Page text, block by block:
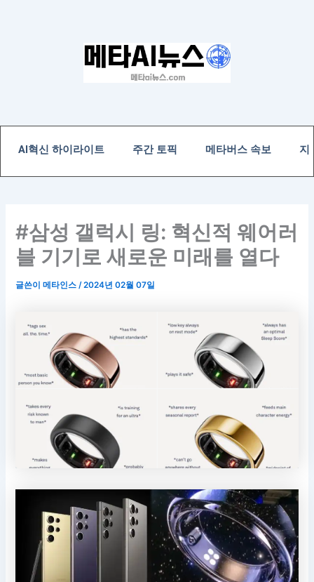
기
AI혁신 하이라이트
주간 토픽 메타버스 속보 지
#삼성 갤럭시 링: 혁신적 웨어러
블 기기로 새로운 미래를 열다
글쓴이메타인스 /2024년 02월 07일